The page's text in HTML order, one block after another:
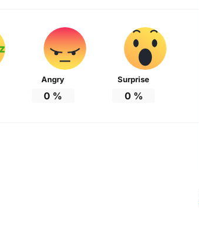
Angry
0 %
Surprise
0 %